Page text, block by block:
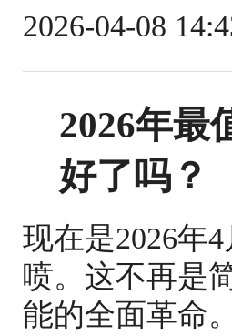
2026-04-08
2026年最
好了吗？
现在是2026年
喷。这不再是
能的全面革命